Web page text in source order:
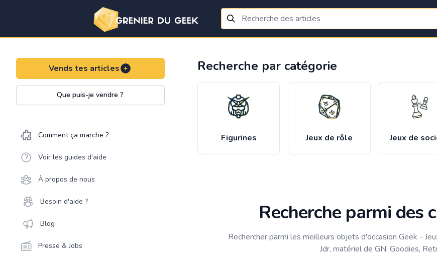
Vends tes articles
Que puis-je vendre ?
Comment ça marche ?
Voir les guides d'aide
À propos de nous
Besoin d'aide ?
Blog
Presse & Jobs
Recherche par catégorie
Figurines Jeux de rôle Jeux de
Recherche parmi des
Rechercher parmi les meilleurs objets d'occasion Geek -
Jdr, matériel de GN, Goodies,